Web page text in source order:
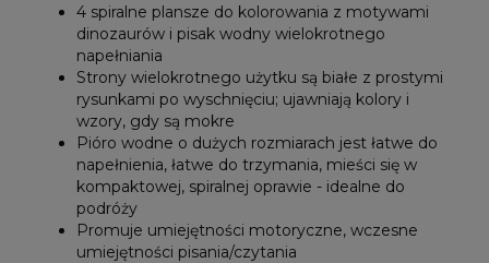
4 spiralne plansze do kolorowania z motywami
dinozaurów i pisak wodny wielokrotnego
napełniania
Strony wielokrotnego użytku są białe z prostymi
rysunkami po wyschnięciu; ujawniają kolory i
wzory, gdy są mokre
Pióro wodne o dużych rozmiarach jest łatwe do
napełnienia, łatwe do trzymania, mieści się w
kompaktowej, spiralnej oprawie - idealne do
podróży
Promuje umiejętności motoryczne, wczesne
umiejętności pisania/czytania